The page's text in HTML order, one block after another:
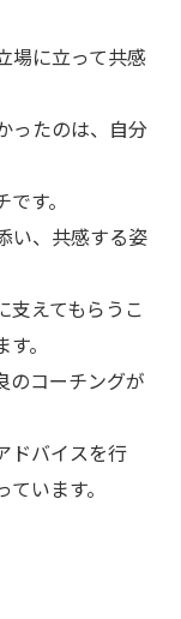
場に立って共感
ったのは、自分
す。
い、共感する姿
支えてもらうこ
。
のコーチングが
ドバイスを行
います。